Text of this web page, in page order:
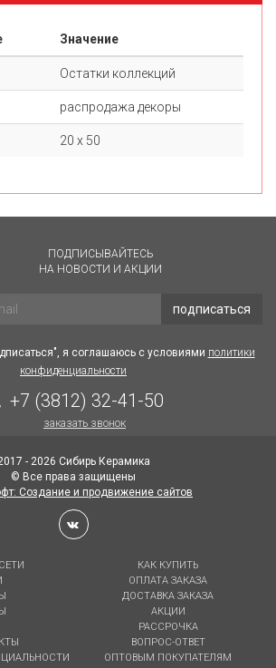
Значение
Остатки коллекций
распродажа декоры
20 х 50
ПОДПИСЫВАЙТЕСЬ
НА НОВОСТИ И АКЦИИ
подписаться
я соглашаюсь с условиями политики
конфиденциальности
+7 (3812) 32-41-50
заказать звонок
- 2026 Сибирь Керамика
© Все права защищены
Создание и продвижение сайтов
КАК КУПИТЬ
ОПЛАТА ЗАКАЗА
ДОСТАВКА ЗАКАЗА
АКЦИИ
РАССРОЧКА
ВОПРОС-ОТВЕТ
ОПТОВЫМ ПОКУПАТЕЛЯМ